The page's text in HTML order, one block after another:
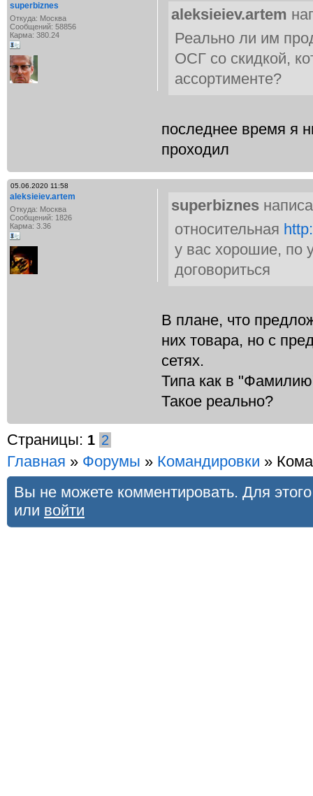
superbiznes
Откуда: Москва
Сообщений: 58856
Карма: 380.24
aleksieiev.artem
Реально ли им
ОСГ со скидкой,
ассортименте?
последнее время я
проходил
05.06.2020 11:58
aleksieiev.artem
Откуда: Москва
Сообщений: 1826
Карма: 3.36
superbiznes
относительная
у вас хорошие, по
договориться
В плане, что
них товара, но с
сетях.
Типа как в
Такое реально?
Страницы: 1 2
Главная » Форумы » Командировки »
Вы не можете комментировать. Для
или войти